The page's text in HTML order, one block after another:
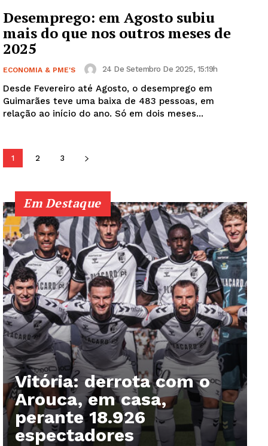
Institucional
Artigos
Edição Digital
Publicidade
Desemprego: em Agosto subiu
mais do que nos outros meses de
2025
ECONOMIA & PME'S 24 De Setembro De 2025, 15:19h
Desde Fevereiro até Agosto, o desemprego em
Guimarães teve uma baixa de 483 pessoas, em
relação ao início do ano. Só em dois meses...
1 2 3
Em Destaque
Vitória: derrota com o
Arouca, em casa,
perante 18.926
espectadores